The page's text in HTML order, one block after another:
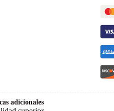
adicionales